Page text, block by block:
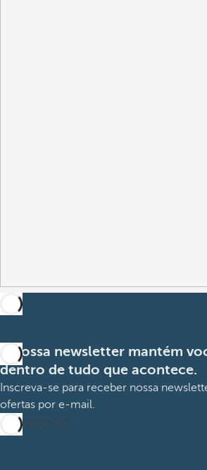
A nossa newsletter mantém
dentro de tudo que acontece.
Inscreva-se para receber nossa
ofertas por e-mail.
Inscrever-me